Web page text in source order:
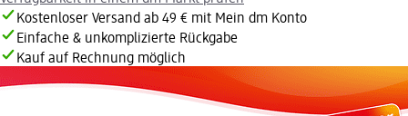
Kostenloser Versand ab 49 € mit Mein dm Konto
Einfache & unkomplizierte Rückgabe
Kauf auf Rechnung möglich